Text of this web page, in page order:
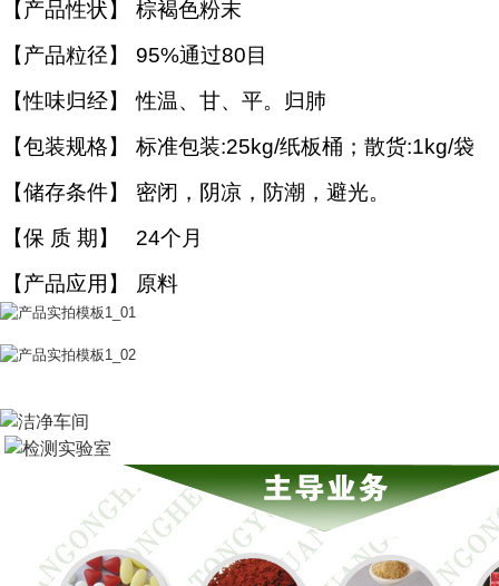
【产品性状】
棕褐色粉末
【产品粒径】
95%通过80目
【性味归经】
性温、甘、平。归肺
【包装规格】
标准包装:25kg/纸板桶；散货:1kg/袋
【储存条件】
密闭，阴凉，防潮，避光。
【保 质 期】
24个月
【产品应用】
原料